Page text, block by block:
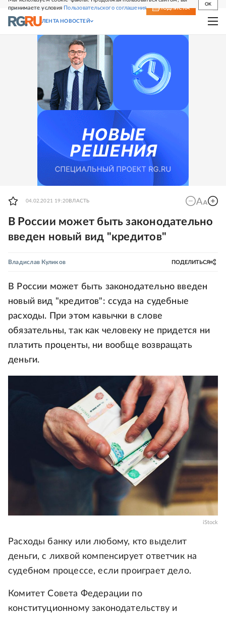
принимаете условия Пользовательского соглашения
OK
СВЕЖИЙ НОМЕР ПОДПИСКА
ЛЕНТА НОВОСТЕЙ
04.02.2021 19:20 ВЛАСТЬ
В России может быть законодательно
введен новый вид "кредитов"
Владислав Куликов ПОДЕЛИТЬСЯ
В России может быть законодательно введен
новый вид "кредитов": ссуда на судебные
расходы. При этом кавычки в слове
обязательны, так как человеку не придется ни
платить проценты, ни вообще возвращать
деньги.
iStock
Расходы банку или любому, кто выделит
деньги, с лихвой компенсирует ответчик на
судебном процессе, если проиграет дело.
Комитет Совета Федерации по
конституционному законодательству и